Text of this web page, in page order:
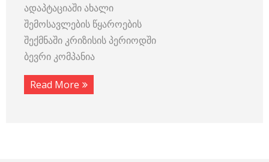
ადაპტაციაში ახალი
შემოსავლების წყაროების
შექმნაში კრიზისის პერიოდში
ბევრი კომპანია
Read More